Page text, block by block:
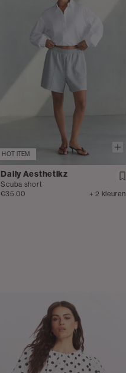
HOT ITEM
Daily Aesthetikz
Scuba short
€35.00
+ 2 kleuren